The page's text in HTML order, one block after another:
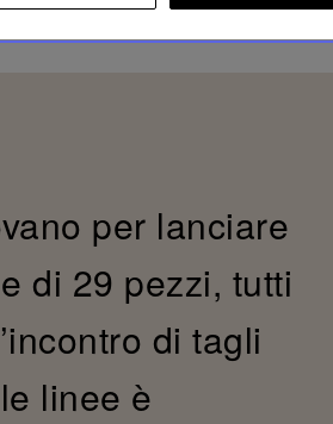
per lanciare
di 29 pezzi, tutti
di tagli
linee è